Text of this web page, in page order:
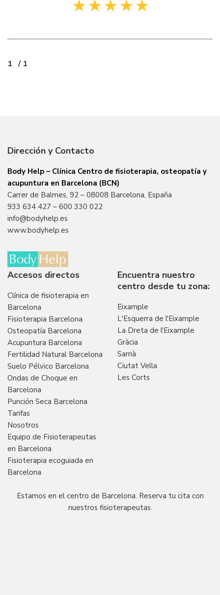
1 / 1
Dirección y Contacto
Body Help – Clínica Centro de fisioterapia, osteopatía y
acupuntura en Barcelona (BCN)
Carrer de Balmes, 92 – 08008 Barcelona, España
933 634 427 – 600 330 022
info@bodyhelp.es
www.bodyhelp.es
Accesos directos
Clínica de fisioterapia en
Barcelona
Fisioterapia Barcelona
Osteopatía Barcelona
Acupuntura Barcelona
Fertilidad Natural Barcelona
Suelo Pélvico Barcelona
Ondas de Choque en
Barcelona
Punción Seca Barcelona
Tarifas
Nosotros
Equipo de Fisioterapeutas
en Barcelona
Fisioterapia ecoguiada en
Barcelona
Encuentra nuestro
centro desde tu zona:
Eixample
L'Esquerra de l'Eixample
La Dreta de l'Eixample
Gràcia
Sarrià
Ciutat Vella
Les Corts
Estamos en el centro de Barcelona. Reserva tu cita con
nuestros fisioterapeutas.